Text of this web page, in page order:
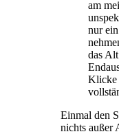
am
nur
das
Klicke
Einmal den
nichts außer